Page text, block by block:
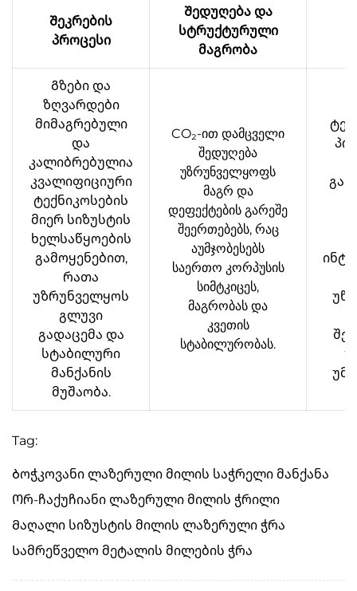
Შეკრების
პროცესი
Შედუღება და
სტრუქტურული
მაგრობა
Გზები და
ზღვარდები
მიმაგრებული
და
კალიბრებულია
კვალიფიციური
ტექნიკოსების
მიერ სიზუსტის
ხელსაწყოების
გამოყენებით,
რათა
უზრუნველყოს
გლუვი
გადაცემა და
სტაბილური
მანქანის
მუშაობა.
CO₂-ით დამცველი
შედუღება
უზრუნველყოფს
მაგრ და
დეფექტების გარეშე
შეერთებებს, რაც
აუმჯობესებს
საერთო კორპუსის
სიმტკიცეს,
მაგრობას და
კვეთის
სტაბილურობას.
Tag:
Ბოჭკოვანი ლაზერული მილის საჭრელი მანქანა
Ორ-ჩაქუჩიანი ლაზერული მილის ჭრილი
Მაღალი სიზუსტის მილის ლაზერული ჭრა
Სამრეწველო მეტალის მილების ჭრა